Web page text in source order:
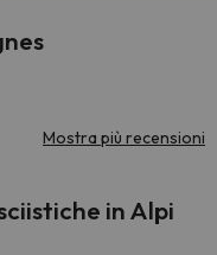
Mostra più recensioni
in Alpi